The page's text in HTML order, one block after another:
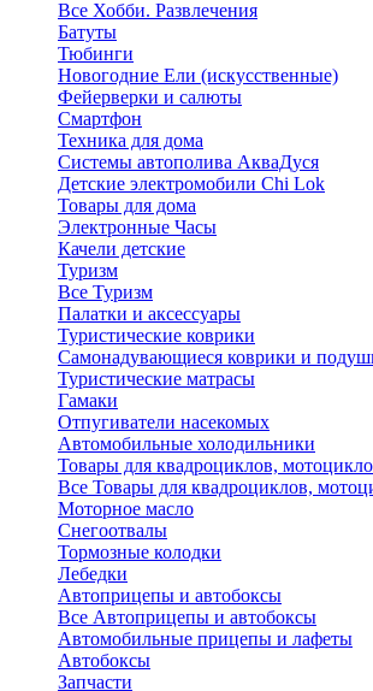
Все Хобби. Развлечения
Батуты
Тюбинги
Новогодние Ели (искусственные)
Фейерверки и салюты
Смартфон
Техника для дома
Системы автополива АкваДуся
Детские электромобили Chi Lok
Товары для дома
Электронные Часы
Качели детские
Туризм
Все Туризм
Палатки и аксессуары
Туристические коврики
Самонадувающиеся коврики и
Туристические матрасы
Гамаки
Отпугиватели насекомых
Автомобильные холодильники
Товары для квадроциклов,
Все Товары для квадроциклов,
Моторное масло
Снегоотвалы
Тормозные колодки
Лебедки
Автоприцепы и автобоксы
Все Автоприцепы и автобоксы
Автомобильные прицепы и лафеты
Автобоксы
Запчасти